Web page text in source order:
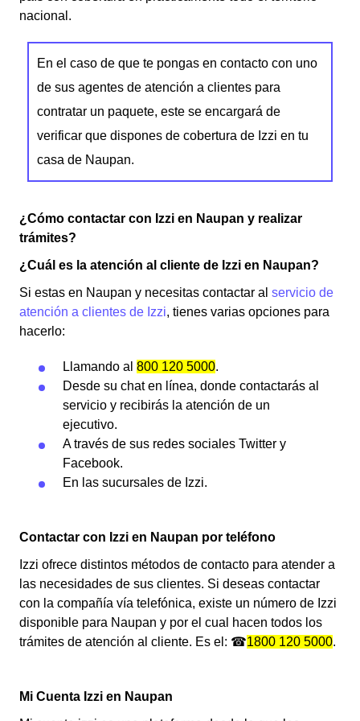
nacional.
En el caso de que te pongas en contacto con uno
de sus agentes de atención a clientes para
contratar un paquete, este se encargará de
verificar que dispones de cobertura de Izzi en tu
casa de Naupan.
¿Cómo contactar con Izzi en Naupan y realizar
trámites?
¿Cuál es la atención al cliente de Izzi en Naupan?
Si estas en Naupan y necesitas contactar al servicio de
atención a clientes de Izzi, tienes varias opciones para
hacerlo:
Llamando al 800 120 5000.
Desde su chat en línea, donde contactarás al
servicio y recibirás la atención de un
ejecutivo.
A través de sus redes sociales Twitter y
Facebook.
En las sucursales de Izzi.
Contactar con Izzi en Naupan por teléfono
Izzi ofrece distintos métodos de contacto para atender a
las necesidades de sus clientes. Si deseas contactar
con la compañía vía telefónica, existe un número de Izzi
disponible para Naupan y por el cual hacen todos los
trámites de atención al cliente. Es el: ☎1800 120 5000.
Mi Cuenta Izzi en Naupan